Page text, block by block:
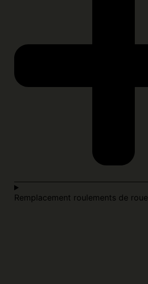
Remplacement roulements de roue